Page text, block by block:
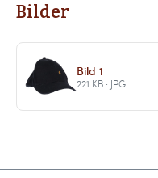
Bilder
Bild 1
221 KB · JPG